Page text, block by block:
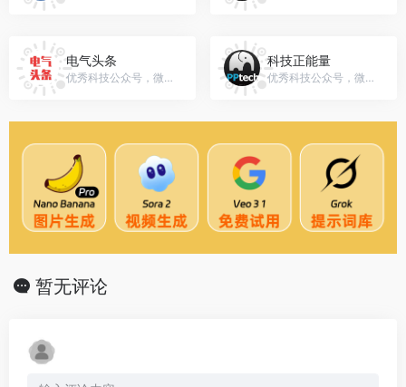
电气头条
优秀科技公众号，微信号：ee-power
科技正能量
优秀科技公众号，微信号：pp_tech
暂无评论